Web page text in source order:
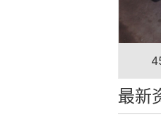
最新